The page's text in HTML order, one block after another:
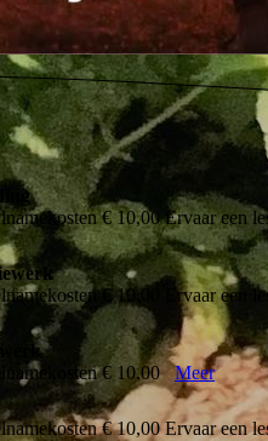
€ 10,00 Ervaar een
€ 10,00 Ervaar een
€ 10,00Meer
€ 10,00 Ervaar een